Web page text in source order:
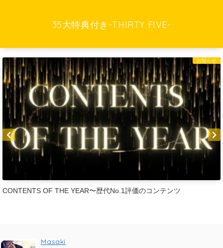
35大特典付き-THIRTY FIVE-
お知らせ
YEAR〜歴代No.1評価のコンテンツ
【CONTENTS OF THE YEAR 2024】今年No.1の評価だったコンテン
Masaki